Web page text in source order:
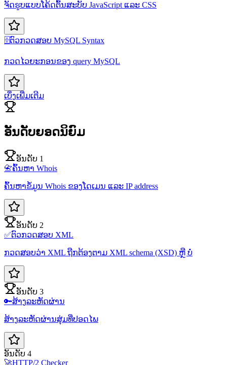
ຈັດຮູບແບບໂຄ້ດຕົ້ນສະບັບ JavaScript ແລະ CSS
🗄️ຕົວກວດສອບ MySQL Syntax
ກວດໄວຍະກອນຂອງ query MySQL
ເບິ່ງເພີ່ມເຕີມ
ອັນດັບຍອດນິຍົມ
ອັນດັບ 1
📇ຄົ້ນຫາ Whois
ຄົ້ນຫາຂໍ້ມູນ Whois ຂອງໂດເມນ ແລະ IP address
ອັນດັບ 2
✅ຕົວກວດສອບ XML
ກວດສອບວ່າ XML ຖືກຕ້ອງຕາມ XML schema (XSD) ຫຼື ບໍ່
ອັນດັບ 3
🔑ສ້າງລະຫັດຜ່ານ
ສ້າງລະຫັດຜ່ານສຸ່ມທີ່ປອດໄພ
ອັນດັບ 4
🚀HTTP/2 Checker